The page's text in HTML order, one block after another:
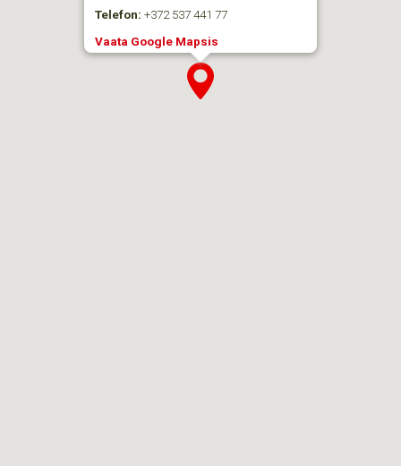
Telefon: +372 537 441 77
Vaata Google Mapsis